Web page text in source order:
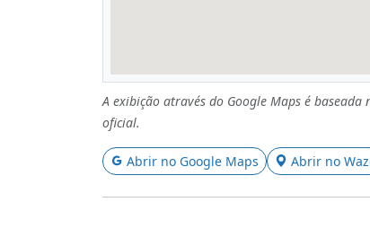
A exibição através do Google Maps é
oficial.
Abrir no Google Maps Abrir no